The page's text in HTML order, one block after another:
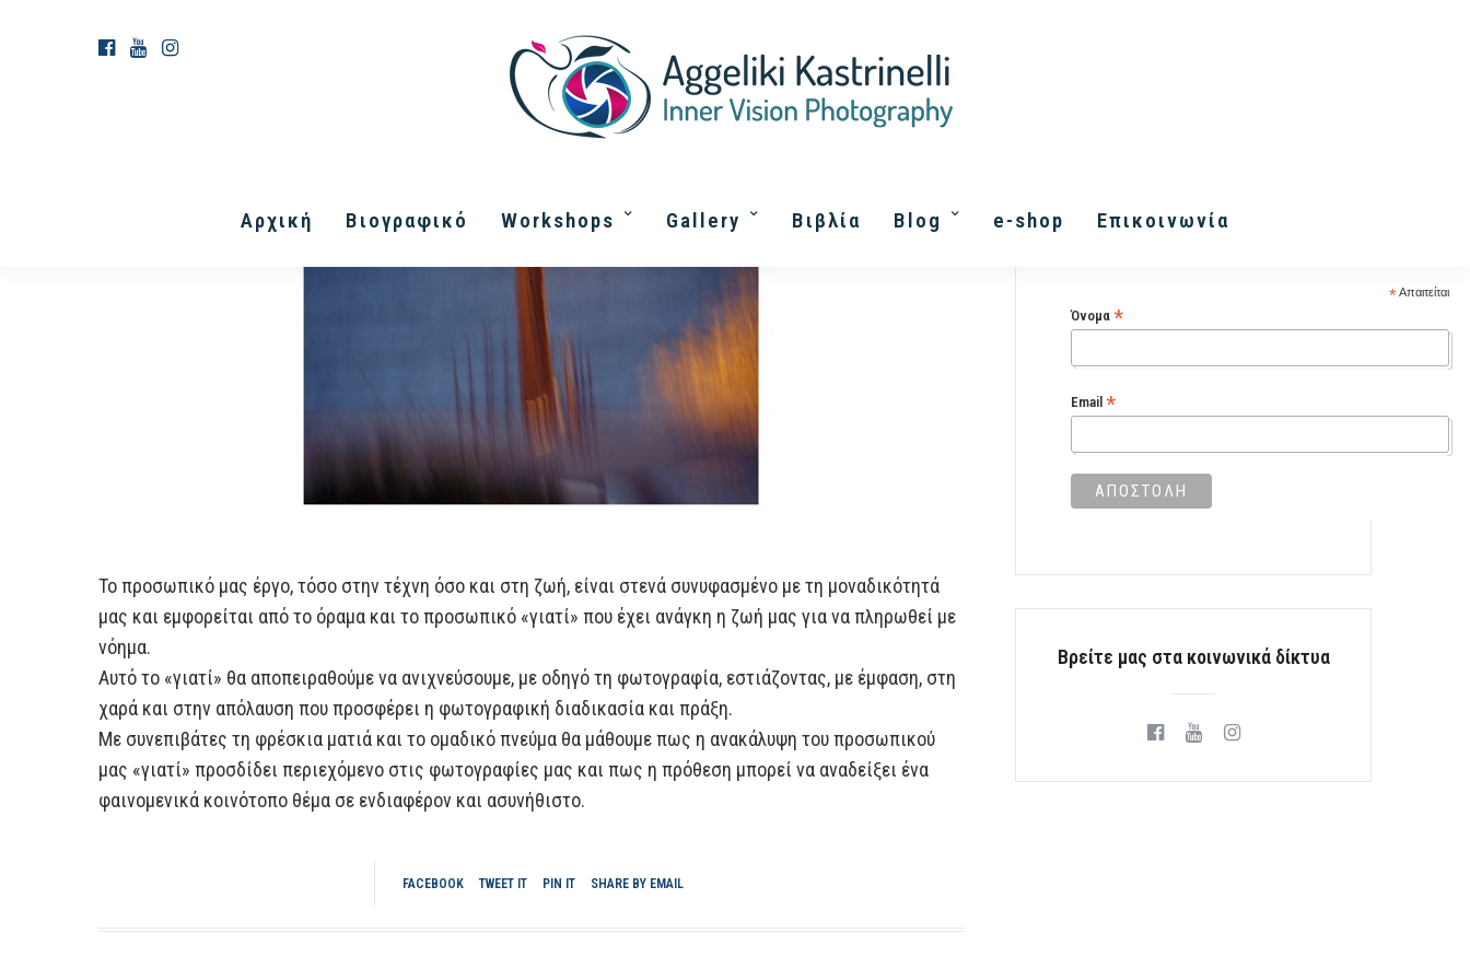
Αρχική Βιογραφικό Workshops Gallery Βιβλία Blog e-shop Επικοινωνία
Το προσωπικό μας έργο, τόσο στην τέχνη όσο και στη ζωή, είναι στενά συνυφασμένο με τη μοναδικότητά
μας και εμφορείται από το όραμα και το προσωπικό «γιατί» που έχει ανάγκη η ζωή μας για να πληρωθεί με
νόημα.
Αυτό το «γιατί» θα αποπειραθούμε να ανιχνεύσουμε, με οδηγό τη φωτογραφία, εστιάζοντας, με έμφαση, στη
χαρά και στην απόλαυση που προσφέρει η φωτογραφική διαδικασία και πράξη.
Με συνεπιβάτες τη φρέσκια ματιά και το ομαδικό πνεύμα θα μάθουμε πως η ανακάλυψη του προσωπικού
μας «γιατί» προσδίδει περιεχόμενο στις φωτογραφίες μας και πως η πρόθεση μπορεί να αναδείξει ένα
φαινομενικά κοινότοπο θέμα σε ενδιαφέρον και ασυνήθιστο.
FACEBOOK TWEET IT PIN IT SHARE BY EMAIL
Εγγραφή στα Inner Vision
*Απαιτείται
Όνομα*
Email*
Βρείτε μας στα κοινωνικά δίκτυα